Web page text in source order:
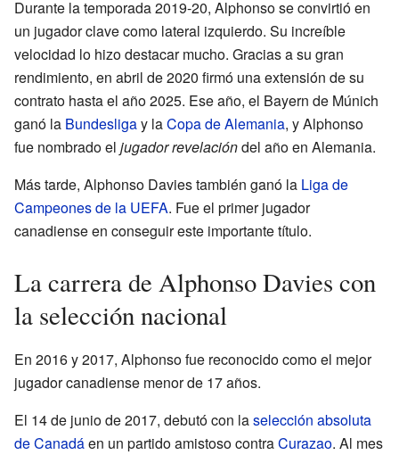
Durante la temporada 2019-20, Alphonso se convirtió en
un jugador clave como lateral izquierdo. Su increíble
velocidad lo hizo destacar mucho. Gracias a su gran
rendimiento, en abril de 2020 firmó una extensión de su
contrato hasta el año 2025. Ese año, el Bayern de Múnich
ganó la Bundesligay laCopa de Alemania, y Alphonso
fue nombrado el jugador revelacióndel año en Alemania.
Más tarde, Alphonso Davies también ganó la Liga de
Campeones de la UEFA. Fue el primer jugador
canadiense en conseguir este importante título.
La carrera de Alphonso Davies con
la selección nacional
En 2016 y 2017, Alphonso fue reconocido como el mejor
jugador canadiense menor de 17 años.
El 14 de junio de 2017, debutó con laselección absoluta
de Canadáen un partido amistoso contraCurazao. Al mes